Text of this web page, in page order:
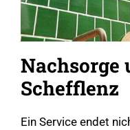
Nachsorge
Schefflenz
Ein Service endet